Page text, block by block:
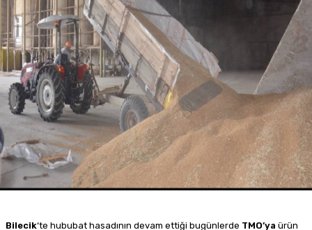
Bilecik‘te hububat hasadının devam ettiği bugünlerde TMO’ya ürün